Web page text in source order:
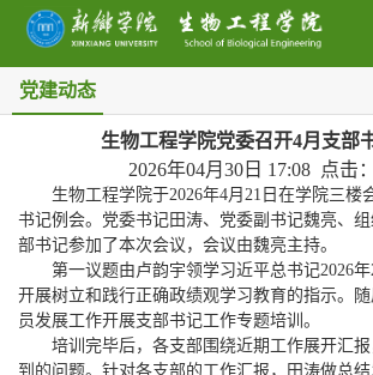
党建动态
生物工程学院党委召开4月支部
2026年04月30日 17:08 点击
生物工程学院于2026年4月21日在学院三楼
书记例会。党委书记田涛、党委副书记魏亮、
部书记参加了本次会议，会议由魏亮主持。
第一议题由卢韵宇领学习近平总书记2026
开展树立和践行正确政绩观学习教育的指示。
员发展工作开展支部书记工作专题培训。
培训完毕后，各支部围绕近期工作展开汇
到的问题。针对各支部的工作汇报，田涛做总